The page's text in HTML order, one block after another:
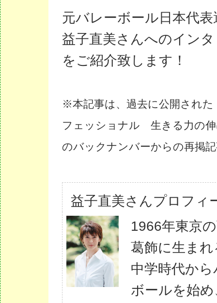
元バレーボール日本代表
益子直美さんへのイン
をご紹介致します！
※本記事は、過去に公開された
フェッショナル 生きる力の
のバックナンバーからの再掲
益子直美さんプロフィ
1966年東京
葛飾に生まれ
中学時代か
ボールを始